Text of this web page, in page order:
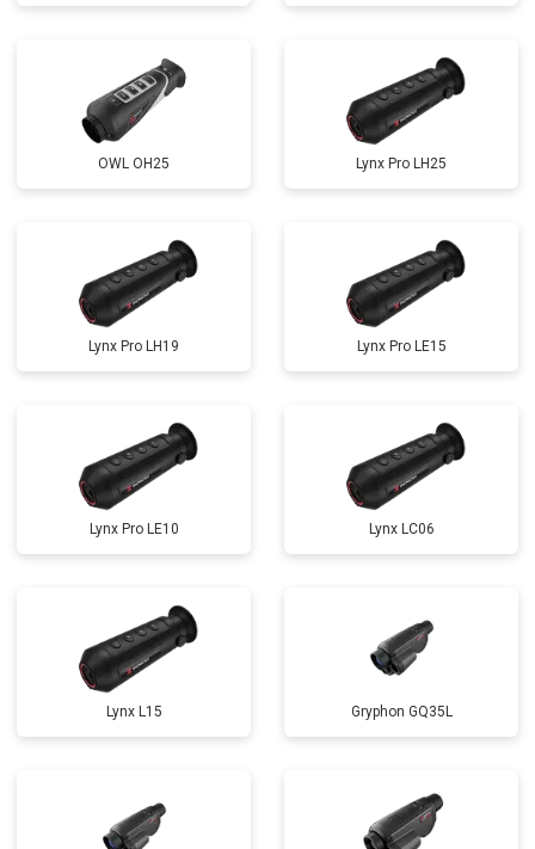
OWL OH25 Lynx Pro LH25
Lynx Pro LH19 Lynx Pro LE15
Lynx Pro LE10 Lynx LC06
Lynx L15 Gryphon GQ35L